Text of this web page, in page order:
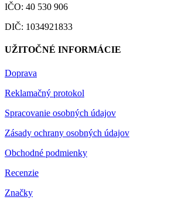
IČO: 40 530 906
DIČ: 1034921833
UŽITOČNÉ INFORMÁCIE
Doprava
Reklamačný protokol
Spracovanie osobných údajov
Zásady ochrany osobných údajov
Obchodné podmienky
Recenzie
Značky